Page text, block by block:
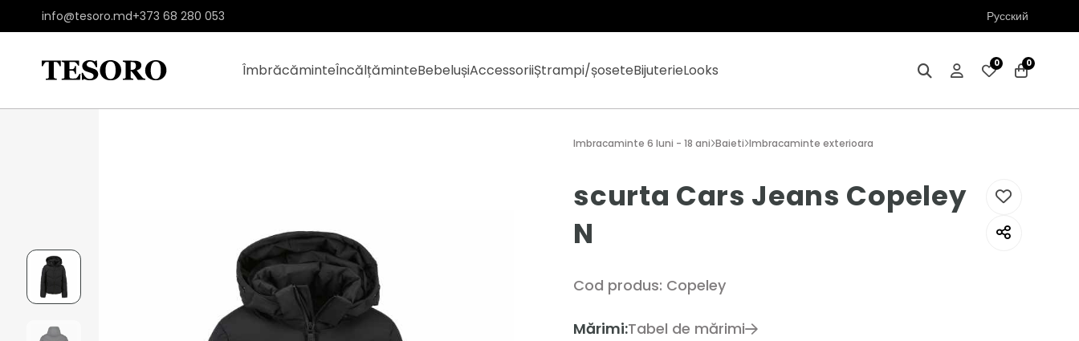
info@tesoro.md+373 68 280 053 Русский
ÎmbrăcăminteÎncălțăminteBebelușiAccessoriiȘtrampi/șoseteBijuterieLooks 0 0
Imbracaminte 6 luni - 18 ani Baieti Imbracaminte exterioara
scurta Cars Jeans Copeley
N
Cod produs: Copeley
Mărimi:Tabel de mărimi